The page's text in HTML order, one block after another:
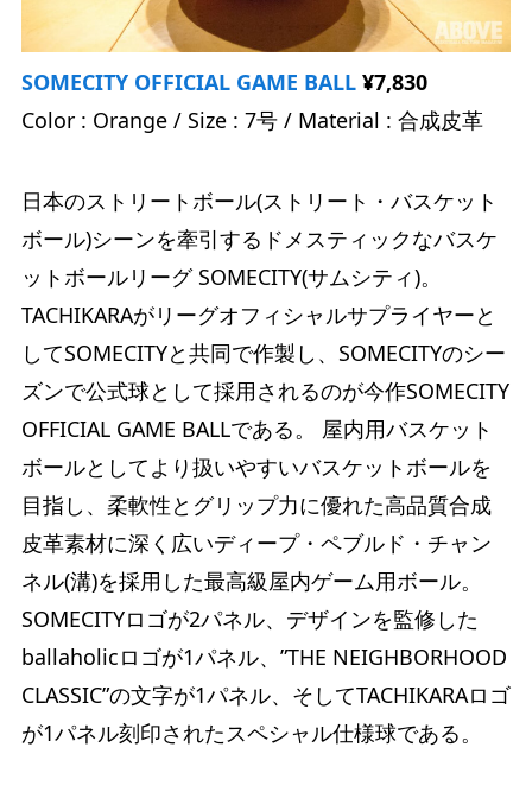
SOMECITY OFFICIAL GAME BALL¥7,830
Color : Orange / Size : 7号 / Material : 合成皮革
日本のストリートボール(ストリート・バスケット
ボール)シーンを牽引するドメスティックなバスケ
ットボールリーグ SOMECITY(サムシティ)。
TACHIKARAがリーグオフィシャルサプライヤーと
してSOMECITYと共同で作製し、SOMECITYのシー
ズンで公式球として採用されるのが今作SOMECITY
OFFICIAL GAME BALLである。 屋内用バスケット
ボールとしてより扱いやすいバスケットボールを
目指し、柔軟性とグリップ力に優れた高品質合成
皮革素材に深く広いディープ・ペブルド・チャン
ネル(溝)を採用した最高級屋内ゲーム用ボール。
SOMECITYロゴが2パネル、デザインを監修した
ballaholicロゴが1パネル、”THE NEIGHBORHOOD
CLASSIC”の文字が1パネル、そしてTACHIKARAロゴ
が1パネル刻印されたスペシャル仕様球である。